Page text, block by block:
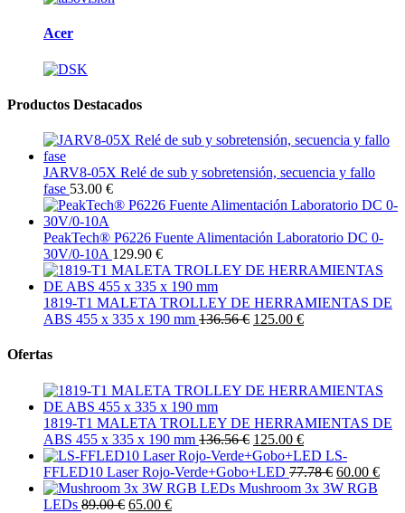
Acer
Productos Destacados
JARV8-05X Relé de sub y sobretensión, secuencia y fallo
fase 53.00 €
PeakTech® P6226 Fuente Alimentación Laboratorio DC 0-
30V/0-10A 129.90 €
1819-T1 MALETA TROLLEY DE HERRAMIENTAS DE
ABS 455 x 335 x 190 mm 136.56 € 125.00 €
Ofertas
1819-T1 MALETA TROLLEY DE HERRAMIENTAS DE
ABS 455 x 335 x 190 mm 136.56 € 125.00 €
LS-
FFLED10 Laser Rojo-Verde+Gobo+LED 77.78 € 60.00 €
Mushroom 3x 3W RGB
LEDs 89.00 € 65.00 €